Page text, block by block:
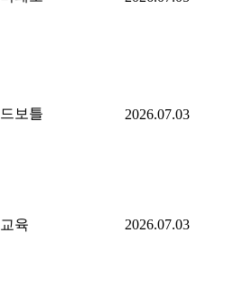
보틀 2026.07.03
육 2026.07.03